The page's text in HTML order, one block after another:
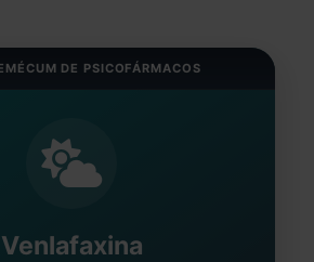
DE PSICOFÁRMACOS
Venlafaxina